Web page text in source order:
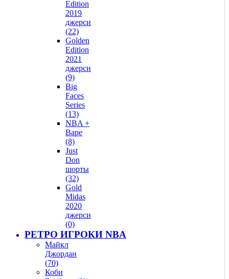
Edition
2019
джерси
(22)
Golden
Edition
2021
джерси
(9)
Big
Faces
Series
(13)
NBA +
Bape
(8)
Just
Don
шорты
(32)
Gold
Midas
2020
джерси
(0)
РЕТРО ИГРОКИ NBA
Майкл
Джордан
(70)
Коби